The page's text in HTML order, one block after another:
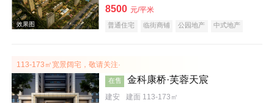
效果图
8500 元/平米
普通住宅 临街商铺 公园地产
中式地产
113-173㎡宽景阔宅，敬请关注·
在售 金科康桥·芙蓉天宸
建安 建面 113-173㎡